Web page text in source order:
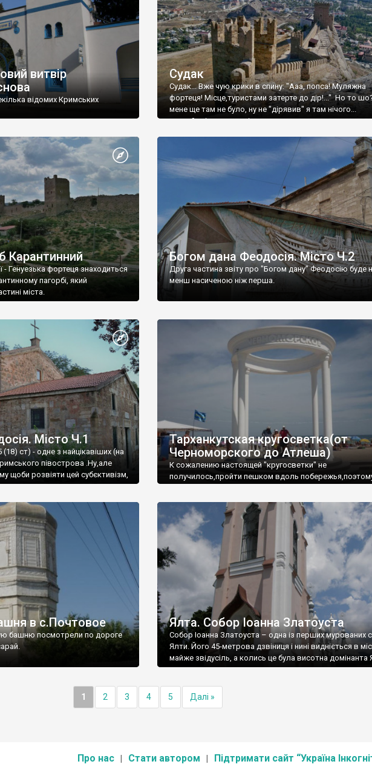
витвір
відомих Кримських
Судак
Судак... Вже чую крики в спину: "Ааа, попса! Муляжна
фортеця! Місце,туристами затерте до дір!..." Но то
мене ще там не було, ну не "дірявив" я там нічого...
принаймні до цього літа.
Карантинний
- Генуезька фортеця знаходиться
пагорбі, який
міста.
Богом дана Феодосія. Місто Ч.2
Друга частина звіту про "Богом дану" Феодосію буде
менш насиченою ніж перша.
Місто Ч.1
ст) - одне з найцікавіших (на
півострова .Ну,але
щоби розвіяти цей субєктивізм,
Тарханкутская кругосветка(от
Черноморского до Атлеша)
К сожалению настоящей "кругосветки" не
получилось,пройти пешком вдоль
в с.Почтовое
башню посмотрели по дороге
Ялта. Собор Іоанна Златоуста
Собор Іоанна Златоуста – одна із перших мурованих
Ялти. Його 45-метрова дзвіниця і нині видніється в
майже звідусіль, а колись це була висотна домінанта
1 2 3 4 5 Далі »
Про нас Стати автором Підтримати сайт “Україна